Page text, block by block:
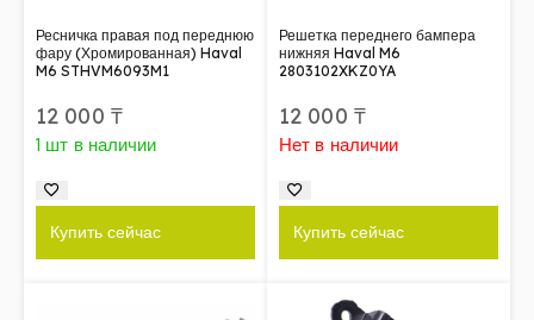
Ресничка правая под переднюю
фару (Хромированная) Haval
M6 STHVM6093M1
12 000 ₸
1 шт в наличии
Купить сейчас
Решетка переднего бампера
нижняя Haval M6
2803102XKZ0YA
12 000 ₸
Нет в наличии
Купить сейчас